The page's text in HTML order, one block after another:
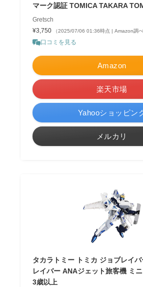
マーク認証 TOMICA TAKARA
Gretsch
¥3,750
（2025/07/06 01:36時点 | Amazon調べ
口コミを見る
Amazon
楽天市場
Yahooショッピン
メルカリ
タカラトミー トミカ ジョブレイ
レイバー ANAジェット旅客機 ミ
3歳以上